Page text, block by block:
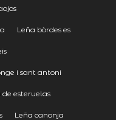
Leña bòrdes es
i sant antoni
esteruelas
Leña canonja